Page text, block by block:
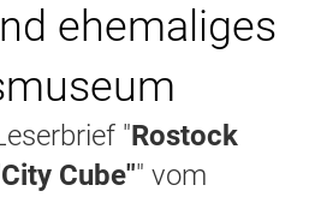
lesen
Kontakt
ehemaliges
"Rostock
Cube"" vom